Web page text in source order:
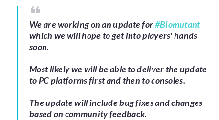
We are working on an update for#Biomutant
which we will hope to get into players' hands
soon.
Most likely we will be able to deliver the update
to PC platforms first and then to consoles.
The update will include bug fixes and changes
based on community feedback.